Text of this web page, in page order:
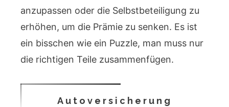
anzupassen oder die Selbstbeteiligung zu
erhöhen, um die Prämie zu senken. Es ist
ein bisschen wie ein Puzzle, man muss nur
die richtigen Teile zusammenfügen.
Autoversicherung